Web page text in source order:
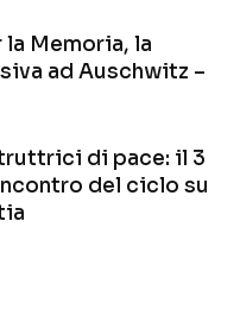
Memoria, la
ad Auschwitz –
di pace: il 3
del ciclo su